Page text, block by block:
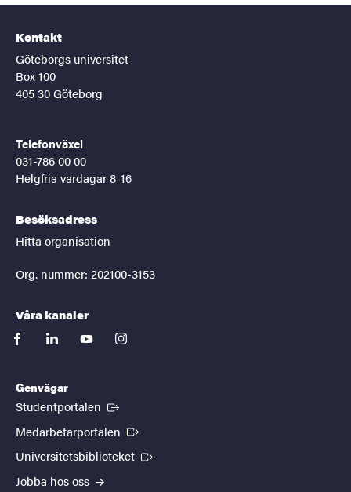
Kontakt
Göteborgs universitet
Box 100
405 30 Göteborg
Telefonväxel
031-786 00 00
Helgfria vardagar 8-16
Besöksadress
Hitta organisation
Org. nummer: 202100-3153
Våra kanaler
facebooklinkedinyoutubeinstagram
Genvägar
Studentportalen (Extern länk)
Medarbetarportalen (Extern länk)
Universitetsbiblioteket (Extern länk)
Jobba hos oss